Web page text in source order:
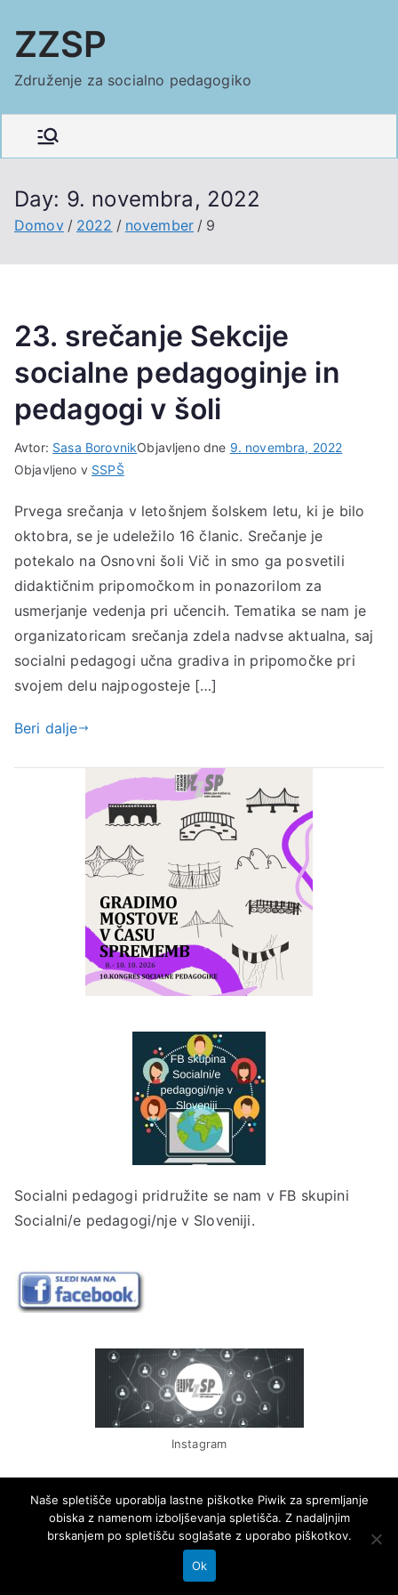
vsebino
ZZSP
Združenje za socialno pedagogiko
Day: 9. novembra, 2022
Domov 2022 november 9
23. srečanje Sekcije
socialne pedagoginje in
pedagogi v šoli
Avtor: Sasa BorovnikObjavljeno dne 9. novembra, 2022
Objavljeno v SSPŠ
Prvega srečanja v letošnjem šolskem letu, ki je bilo
oktobra, se je udeležilo 16 članic. Srečanje je
potekalo na Osnovni šoli Vič in smo ga posvetili
didaktičnim pripomočkom in ponazorilom za
usmerjanje vedenja pri učencih. Tematika se nam je
organizatoricam srečanja zdela nadvse aktualna, saj
socialni pedagogi učna gradiva in pripomočke pri
svojem delu najpogosteje […]
Beri dalje
Socialni pedagogi pridružite se nam v FB skupini
Socialni/e pedagogi/nje v Sloveniji.
Instagram
. Powered by
Naše spletišče uporablja lastne piškotke Piwik za spremljanje
obiska z namenom izboljševanja spletišča. Z nadaljnjim
brskanjem po spletišču soglašate z uporabo piškotkov.
Ok